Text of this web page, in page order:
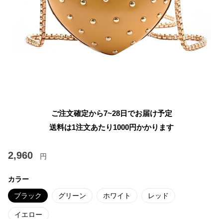
ご注文確定から7~28日でお届け予定
送料は1注文あたり 1000円かかります
2,960 円
カラー
ブラック グリーン ホワイト レッド
イエロー